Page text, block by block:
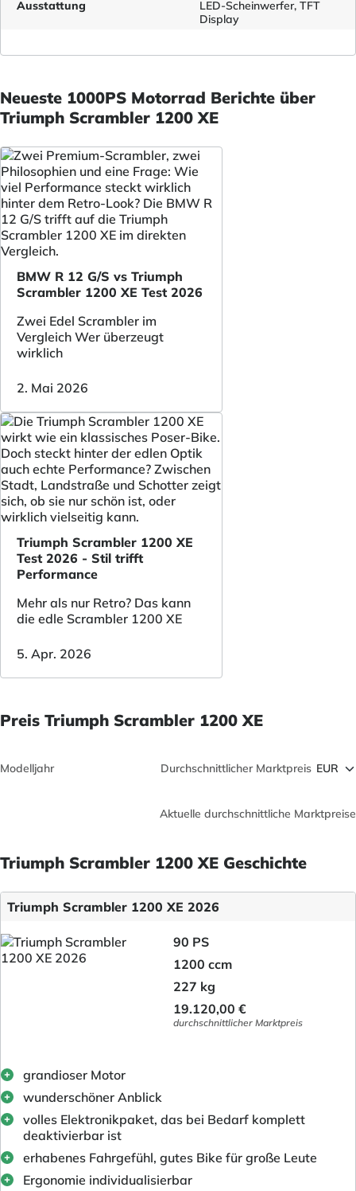
Ausstattung
LED-Scheinwerfer, TFT
Display
Neueste 1000PS Motorrad Berichte über
Triumph Scrambler 1200 XE
BMW R 12 G/S vs Triumph
Scrambler 1200 XE Test 2026
Zwei Edel Scrambler im
Vergleich Wer überzeugt
wirklich
2. Mai 2026
Triumph Scrambler 1200 XE
Test 2026 - Stil trifft
Performance
Mehr als nur Retro? Das kann
die edle Scrambler 1200 XE
5. Apr. 2026
Preis Triumph Scrambler 1200 XE
Modelljahr Durchschnittlicher Marktpreis
Aktuelle durchschnittliche Marktpreise
Triumph Scrambler 1200 XE Geschichte
Triumph Scrambler 1200 XE 2026
90 PS
1200 ccm
227 kg
19.120,00 €
durchschnittlicher Marktpreis
grandioser Motor
wunderschöner Anblick
volles Elektronikpaket, das bei Bedarf komplett
deaktivierbar ist
erhabenes Fahrgefühl, gutes Bike für große Leute
Ergonomie individualisierbar